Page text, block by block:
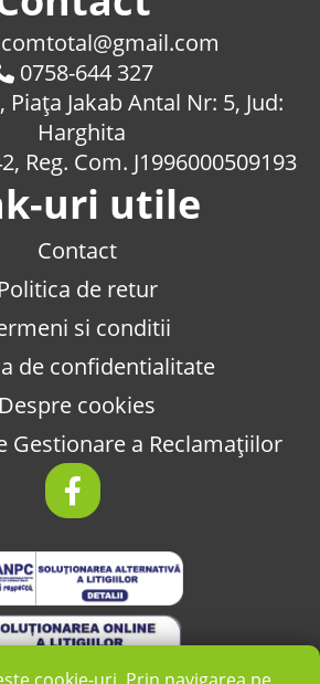
0758-644 327
Jakab Antal Nr: 5, Jud:
Harghita
Reg. Com. J1996000509193
uri utile
Contact
Politica de retur
si conditii
de confidentialitate
Despre cookies
Gestionare a Reclamațiilor